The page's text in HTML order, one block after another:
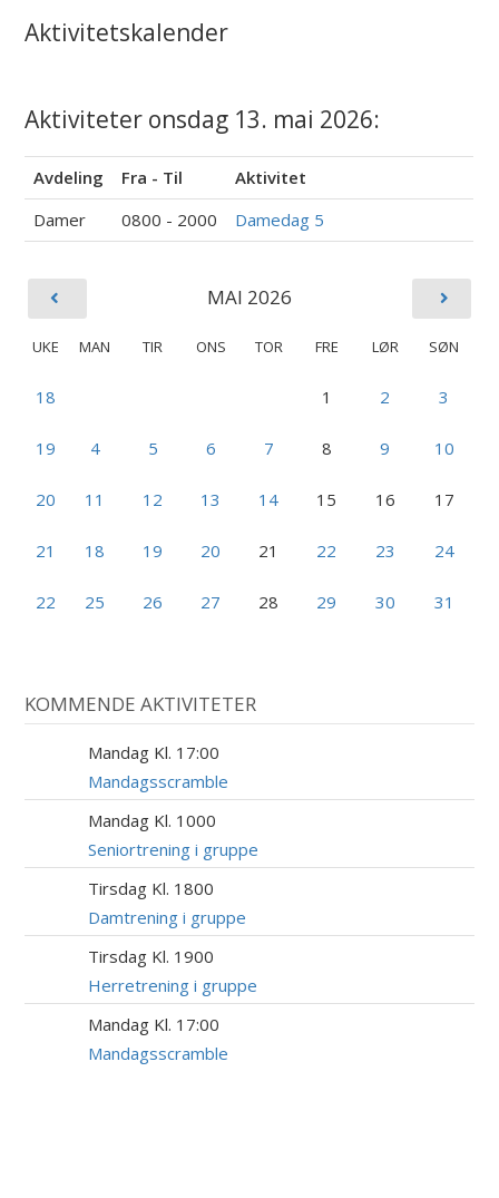
Aktivitetskalender
Aktiviteter onsdag 13. mai 2026:
Avdeling Fra - Til
Aktivitet
Damer
0800 - 2000 Damedag 5
MAI 2026
UKE MAN TIR ONS TOR FRE LØR SØN
18 1 2 3
19 4 5 6 7 8 9 10
20 11 12 13 14 15 16 17
21 18 19 20 21 22 23 24
22 25 26 27 28 29 30 31
KOMMENDE AKTIVITETER
Mandag Kl. 17:00
Mandagsscramble
Mandag Kl. 1000
Seniortrening i gruppe
Tirsdag Kl. 1800
Damtrening i gruppe
Tirsdag Kl. 1900
Herretrening i gruppe
Mandag Kl. 17:00
Mandagsscramble